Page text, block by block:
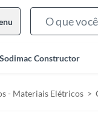
Sodimac Constructor
- Materiais Elétricos